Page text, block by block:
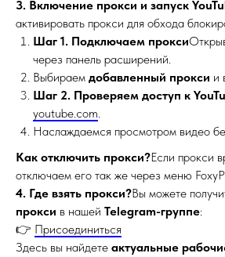
3. Включение прокси и запуск
активировать прокси для обхода
Шаг 1. Подключаем прокси
через панель расширений.
Выбираем добавленный прокси и
Шаг 2. Проверяем доступ к
youtube.com.
Наслаждаемся просмотром видео
Как отключить прокси?Если прокси
отключаем его так же через меню
4. Где взять прокси?Вы можете
прокси в нашей Telegram-группе:
👉 Присоединиться
Здесь вы найдете актуальные